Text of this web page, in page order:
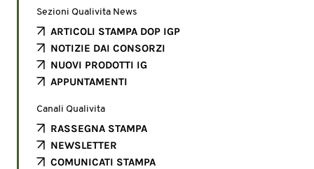
Sezioni Qualivita News
ARTICOLI STAMPA DOP IGP
NOTIZIE DAI CONSORZI
NUOVI PRODOTTI IG
APPUNTAMENTI
Canali Qualivita
RASSEGNA STAMPA
NEWSLETTER
COMUNICATI STAMPA